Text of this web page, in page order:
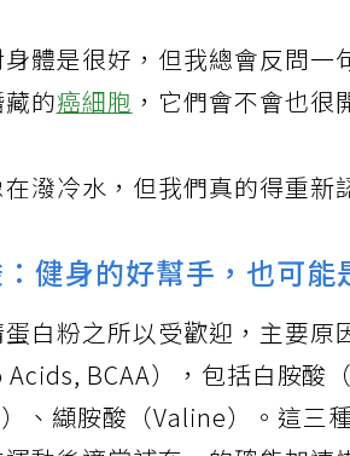
體是很好，但我總會反問
藏的癌細胞 ，它們會不會也很
潑冷水，但我們真的得重新
健身的好幫手，也可能
白粉之所以受歡迎，主要
BCAA），包括白胺酸
、纈胺酸（Valine）。這三